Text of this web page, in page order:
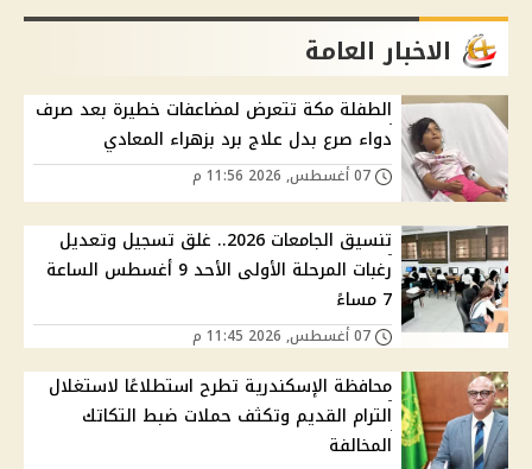
الاخبار العامة
الطفلة مكة تتعرض لمضاعفات خطيرة بعد صرف
دواء صرع بدل علاج برد بزهراء المعادي
تنسيق الجامعات 2026.. غلق تسجيل وتعديل
رغبات المرحلة الأولى الأحد 9 أغسطس الساعة
7 مساءً
محافظة الإسكندرية تطرح استطلاعًا لاستغلال
الترام القديم وتكثف حملات ضبط التكاتك
المخالفة